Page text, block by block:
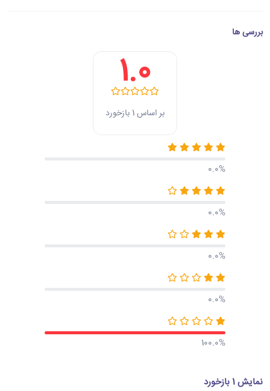
بررسی ها
1.0
بر اساس 1 بازخورد
0.0%
0.0%
0.0%
0.0%
100.0%
نمایش 1 بازخورد